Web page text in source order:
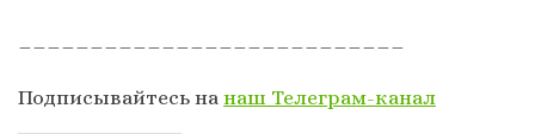
Подписывайтесь на наш Телеграм-канал